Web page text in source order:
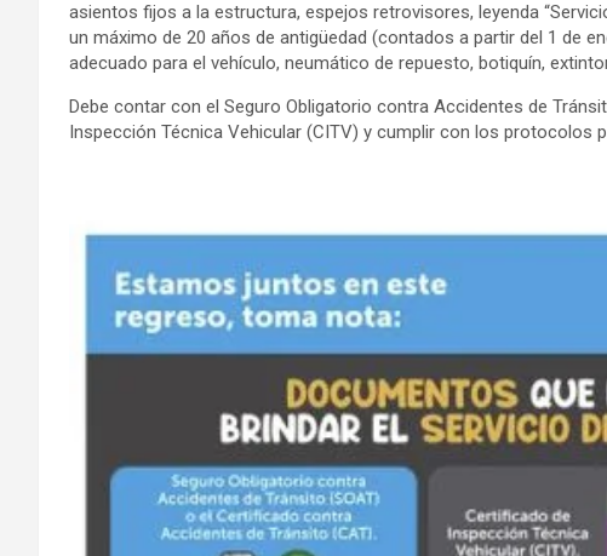
asientos fijos a la estructura, espejos retrovisores, leyenda
un máximo de 20 años de antigüedad (contados a partir del 1 de
adecuado para el vehículo, neumático de repuesto, botiquín,
Debe contar con el Seguro Obligatorio contra Accidentes de
Inspección Técnica Vehicular (CITV) y cumplir con los protocolos